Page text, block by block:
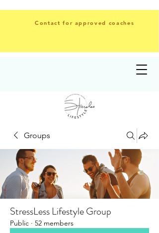
Contact for approved coaches
Groups
StressLess Lifestyle Group
Public · 52 members